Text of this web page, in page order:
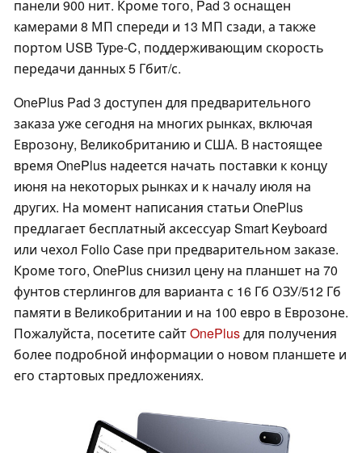
панели 900 нит. Кроме того, Pad 3 оснащен
камерами 8 МП спереди и 13 МП сзади, а также
портом USB Type-C, поддерживающим скорость
передачи данных 5 Гбит/с.
OnePlus Pad 3 доступен для предварительного
заказа уже сегодня на многих рынках, включая
Еврозону, Великобританию и США. В настоящее
время OnePlus надеется начать поставки к концу
июня на некоторых рынках и к началу июля на
других. На момент написания статьи OnePlus
предлагает бесплатный аксессуар Smart Keyboard
или чехол Folio Case при предварительном заказе.
Кроме того, OnePlus снизил цену на планшет на 70
фунтов стерлингов для варианта с 16 Гб ОЗУ/512 Гб
памяти в Великобритании и на 100 евро в Еврозоне.
Пожалуйста, посетите сайтOnePlusдля получения
более подробной информации о новом планшете и
его стартовых предложениях.